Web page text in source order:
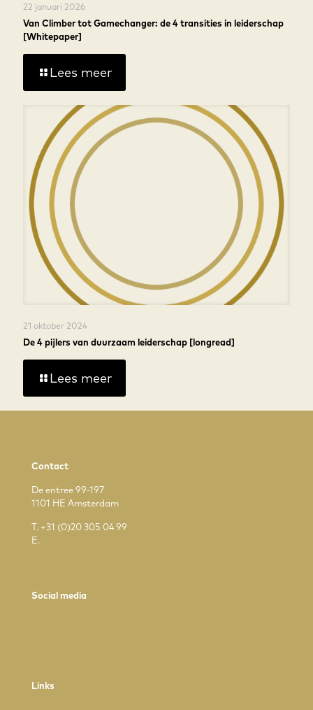
22 januari 2026
Van Climber tot Gamechanger: de 4 transities in leiderschap
[Whitepaper]
Lees meer
21 oktober 2024
De 4 pijlers van duurzaam leiderschap [longread]
Lees meer
Contact
De entree 99-197
1101 HE Amsterdam
T. +31 (0)20 305 04 99
E.
Social media
Links